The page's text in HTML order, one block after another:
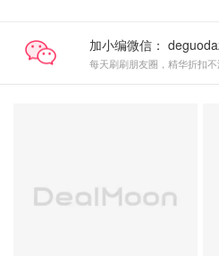
加小编微信：
每天刷刷朋友圈，精华折扣